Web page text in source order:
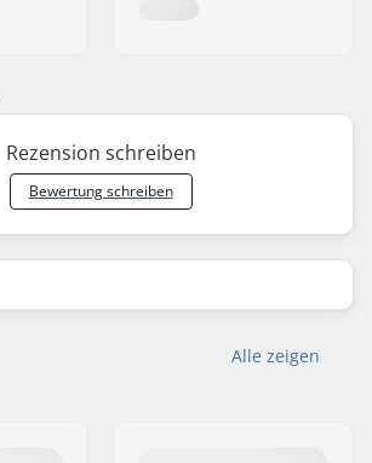
Rezension schreiben
Bewertung schreiben
Alle zeigen